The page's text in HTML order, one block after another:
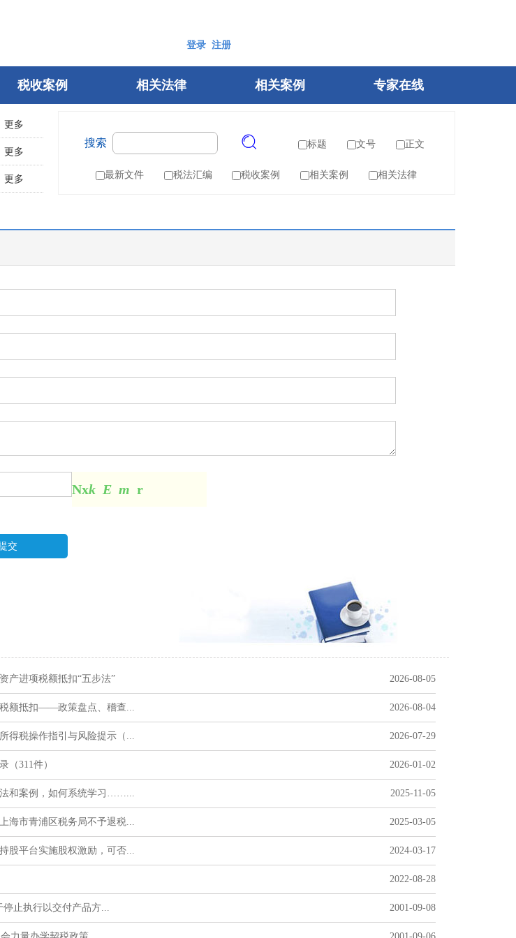
登录 注册
税收案例 相关法律 相关案例 专家在线
更多
更多
更多
搜索 标题 文号 正文
最新文件 税法汇编 税收案例 相关案例 相关法律
Nxk E m r
交
产进项税额抵扣“五步法” 2026-08-05
额抵扣——政策盘点、稽查... 2026-08-04
得税操作指引与风险提示（... 2026-07-29
（311件） 2026-01-02
和案例，如何系统学习……... 2025-11-05
海市青浦区税务局不予退税... 2025-03-05
股平台实施股权激励，可否... 2024-03-17
2022-08-28
止执行以交付产品方... 2001-09-08